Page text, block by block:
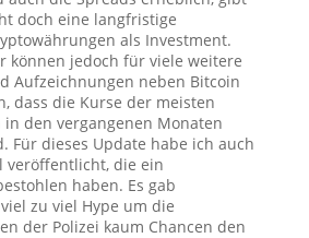
doch eine langfristige
als Investment.
können jedoch für viele weitere
Aufzeichnungen neben Bitcoin
dass die Kurse der meisten
den vergangenen Monaten
Für dieses Update habe ich auch
veröffentlicht, die ein
haben. Es gab
zu viel Hype um die
der Polizei kaum Chancen den